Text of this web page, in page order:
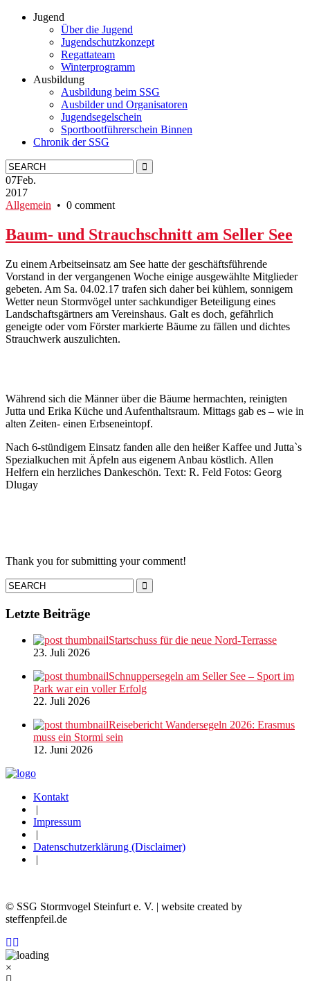
Jugend
Über die Jugend
Jugendschutzkonzept
Regattateam
Winterprogramm
Ausbildung
Ausbildung beim SSG
Ausbilder und Organisatoren
Jugendsegelschein
Sportbootführerschein Binnen
Chronik der SSG
07Feb.
2017
Allgemein • 0 comment
Baum- und Strauchschnitt am Seller See
Zu einem Arbeitseinsatz am See hatte der geschäftsführende
Vorstand in der vergangenen Woche einige ausgewählte Mitglieder
gebeten. Am Sa. 04.02.17 trafen sich daher bei kühlem, sonnigem
Wetter neun Stormvögel unter sachkundiger Beteiligung eines
Landschaftsgärtners am Vereinshaus. Galt es doch, gefährlich
geneigte oder vom Förster markierte Bäume zu fällen und dichtes
Strauchwerk auszulichten.
Während sich die Männer über die Bäume hermachten, reinigten
Jutta und Erika Küche und Aufenthaltsraum. Mittags gab es – wie in
alten Zeiten- einen Erbseneintopf.
Nach 6-stündigem Einsatz fanden alle den heißer Kaffee und Jutta`s
Spezialkuchen mit Äpfeln aus eigenem Anbau köstlich. Allen
Helfern ein herzliches Dankeschön. Text: R. Feld Fotos: Georg
Dlugay
Thank you for submitting your comment!
Letzte Beiträge
Startschuss für die neue Nord-Terrasse
23. Juli 2026
Schnuppersegeln am Seller See – Sport im
Park war ein voller Erfolg
22. Juli 2026
Reisebericht Wandersegeln 2026: Erasmus
muss ein Stormi sein
12. Juni 2026
Kontakt
|
Impressum
|
Datenschutzerklärung (Disclaimer)
|
© SSG Stormvogel Steinfurt e. V. | website created by
steffenpfeil.de
×